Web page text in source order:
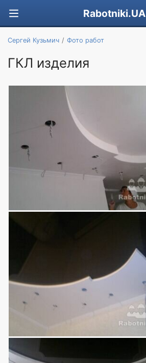
Rabotniki.UA
Сергей Кузьмич Фото работ
ГКЛ изделия